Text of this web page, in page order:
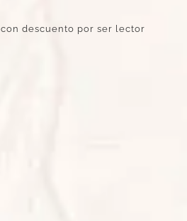
descuento por ser lector